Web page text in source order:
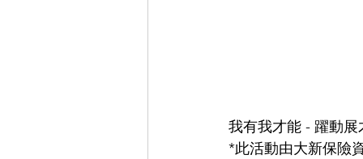
我有我才能 - 躍動展
*此活動由大新保險